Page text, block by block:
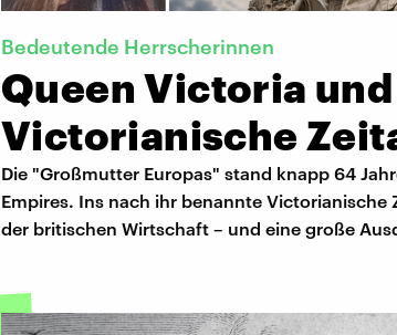
Bedeutende Herrscherinnen
Queen Victoria und
Victorianische
Die "Großmutter Europas" stand knapp 64
Empires. Ins nach ihr benannte
der britischen Wirtschaft – und eine große